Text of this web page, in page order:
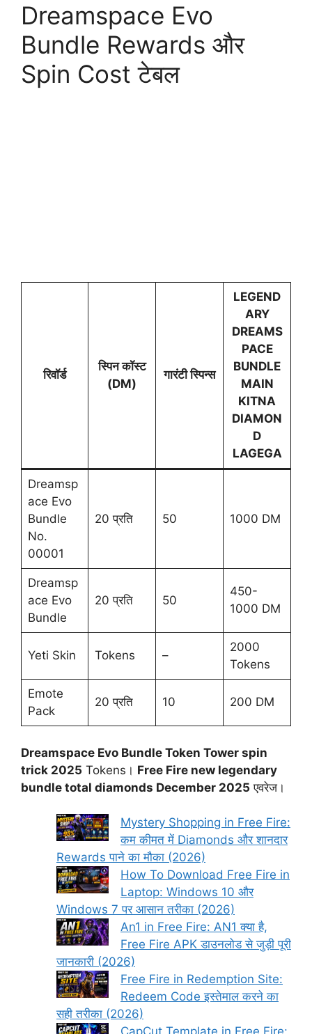
Dreamspace Evo
Bundle Rewards और
Spin Cost टेबल
रिवॉर्ड
स्पिन कॉस्ट
(DM)
गारंटी स्पिन्स
LEGEND
ARY
DREAMS
PACE
BUNDLE
MAIN
KITNA
DIAMON
D
LAGEGA
Dreamsp
ace Evo
Bundle
No.
00001
20 प्रति 50 1000 DM
Dreamsp
ace Evo
Bundle
20 प्रति 50
450-
1000 DM
Yeti Skin Tokens –
2000
Tokens
Emote
Pack
20 प्रति 10 200 DM
Dreamspace Evo Bundle Token Tower spin
trick 2025 Tokens। Free Fire new legendary
bundle total diamonds December 2025 एवरेज।
Mystery Shopping in Free Fire:
कम कीमत में Diamonds और शानदार
Rewards पाने का मौका (2026)
How To Download Free Fire in
Laptop: Windows 10 और
Windows 7 पर आसान तरीका (2026)
An1 in Free Fire: AN1 क्या है,
Free Fire APK डाउनलोड से जुड़ी पूरी
जानकारी (2026)
Free Fire in Redemption Site:
Redeem Code इस्तेमाल करने का
सही तरीका (2026)